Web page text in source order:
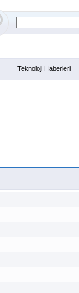
Teknoloji Haberleri